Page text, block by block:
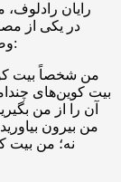
رایان
وضوح همین طرز تفکر را بیان کرده است. او گفت:
بیت کوین‌های
آن را از من
من بیرون
نه؛ من بیت